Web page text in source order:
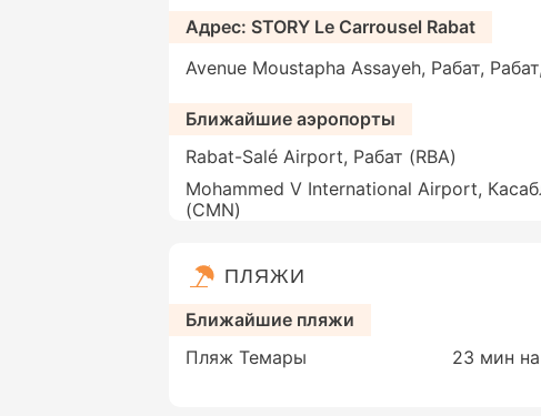
Адрес: STORY Le Carrousel Rabat
Avenue Moustapha Assayeh, Рабат,
Ближайшие аэропорты
Rabat-Salé Airport, Рабат (RBA)
Mohammed V International Airport,
(CMN)
ПЛЯЖИ
Ближайшие пляжи
Пляж Темары
23 мин